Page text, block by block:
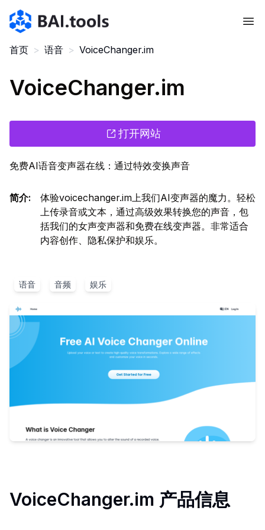
Bai.tools
首页 > 语音 > VoiceChanger.im
VoiceChanger.im
打开网站
免费AI语音变声器在线：通过特效变换声音
简介:
体验voicechanger.im上我们AI变声器的魔力。轻松
上传录音或文本，通过高级效果转换您的声音，包
括我们的女声变声器和免费在线变声器。非常适合
内容创作、隐私保护和娱乐。
语音 音频 娱乐
VoiceChanger.im 产品信息